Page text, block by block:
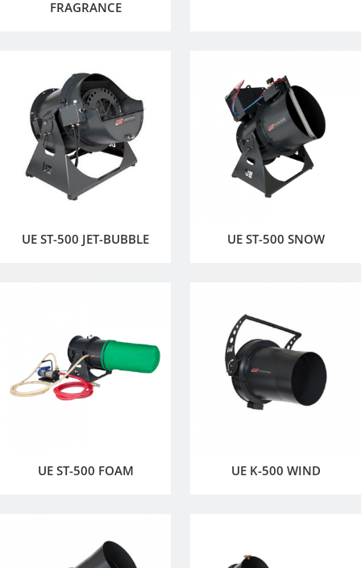
FRAGRANCE
UE ST-500 JET-BUBBLE UE ST-500 SNOW
UE ST-500 FOAM UE K-500 WIND